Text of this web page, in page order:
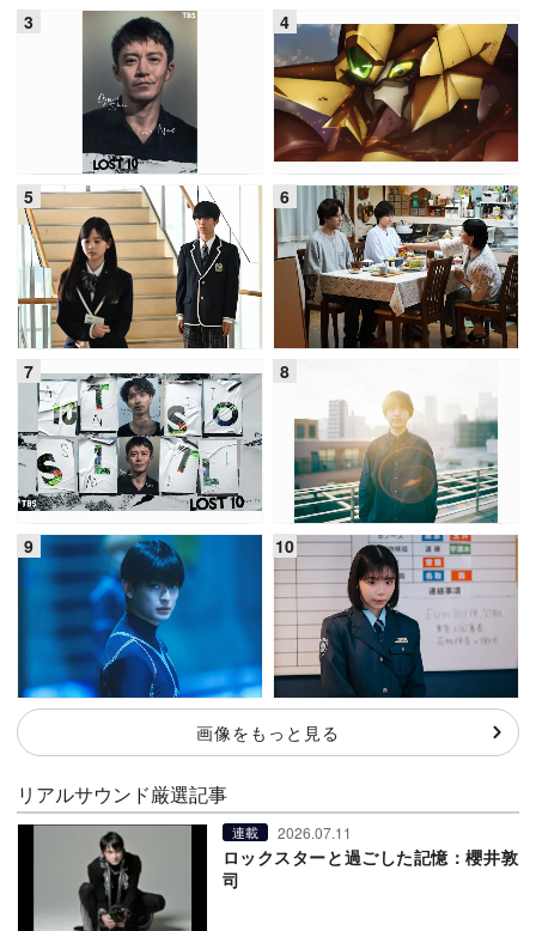
画像をもっと見る
リアルサウンド厳選記事
連載 2026.07.11
ロックスターと過ごした記憶：櫻井敦
司